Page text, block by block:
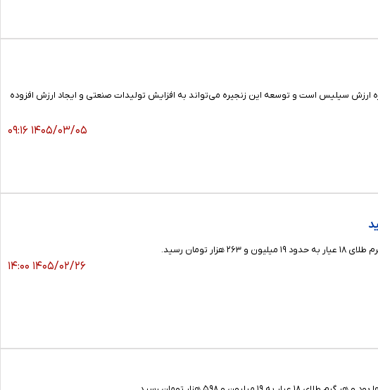
ارزش سیلیس است و توسعه این زنجیره می‌تواند به افزایش تولیدات صنعتی و ایجاد ارزش افزوده
۱۴۰۵/۰۳/۰۵ ۰۹:۱۶
۱۴۰۵/۰۲/۲۶ ۱۴:۰۰